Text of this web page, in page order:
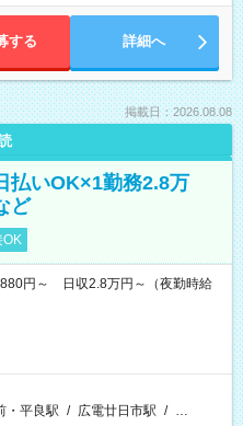
する 詳細へ
掲載日：2026.08.08
払いOK×1勤務2.8万
ど
OK
円～ 日収2.8万円～（夜勤時給
・平良駅 / 広電廿日市駅 / …